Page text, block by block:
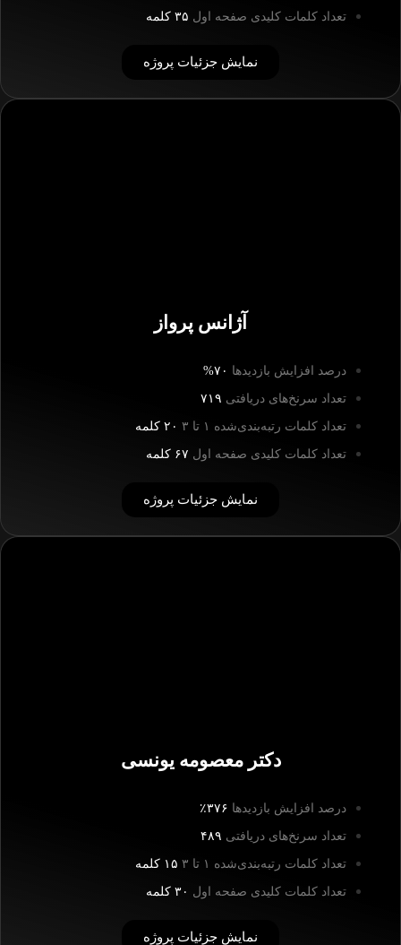
تعداد کلمات کلیدی صفحه اول ۳۵ کلمه
نمایش جزئیات پروژه
آژانس پرواز
درصد افزایش بازدیدها ۷۰%
تعداد سرنخ‌های دریافتی ۷۱۹
تعداد کلمات رتبه‌بندی‌شده ۱ تا ۳ ۲۰ کلمه
تعداد کلمات کلیدی صفحه اول ۶۷ کلمه
نمایش جزئیات پروژه
دکتر معصومه یونسی
درصد افزایش بازدیدها ۳۷۶٪
تعداد سرنخ‌های دریافتی ۴۸۹
تعداد کلمات رتبه‌بندی‌شده ۱ تا ۳ ۱۵ کلمه
تعداد کلمات کلیدی صفحه اول ۳۰ کلمه
نمایش جزئیات پروژه